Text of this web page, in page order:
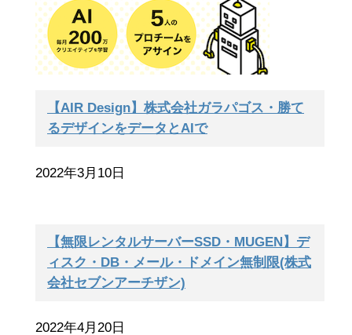
【AIR Design】株式会社ガラパゴス・勝て
るデザインをデータとAIで
2022年3月10日
【無限レンタルサーバーSSD・MUGEN】デ
ィスク・DB・メール・ドメイン無制限(株式
会社セブンアーチザン)
2022年4月20日